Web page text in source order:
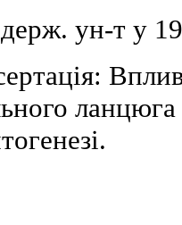
держ. ун-т у
ланцюга